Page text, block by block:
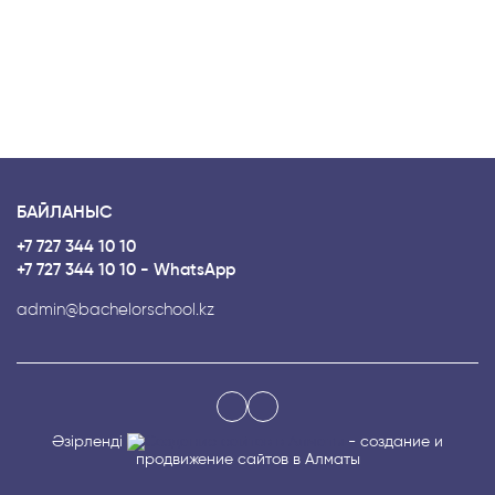
БАЙЛАНЫС
+7 727 344 10 10
+7 727 344 10 10 - WhatsApp
admin@bachelorschool.kz
Әзірленді
- создание и
продвижение сайтов в Алматы